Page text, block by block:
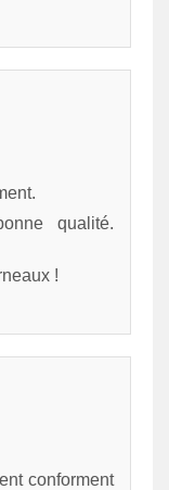
qualité.
!
conforment